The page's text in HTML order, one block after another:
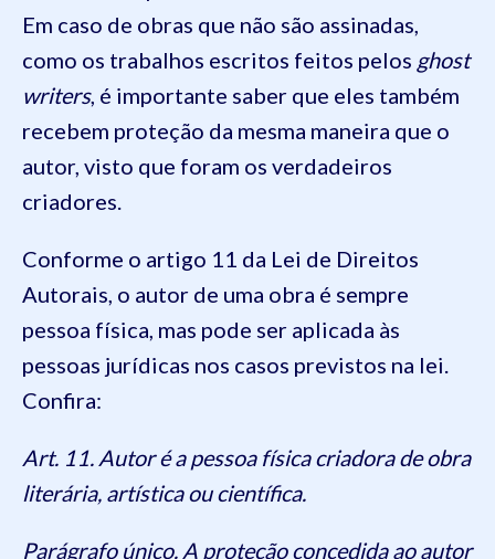
Em caso de obras que não são assinadas,
como os trabalhos escritos feitos pelos ghost
writers, é importante saber que eles também
recebem proteção da mesma maneira que o
autor, visto que foram os verdadeiros
criadores.
Conforme o artigo 11 da Lei de Direitos
Autorais, o autor de uma obra é sempre
pessoa física, mas pode ser aplicada às
pessoas jurídicas nos casos previstos na lei.
Confira:
Art. 11. Autor é a pessoa física criadora de obra
literária, artística ou científica.
Parágrafo único. A proteção concedida ao autor